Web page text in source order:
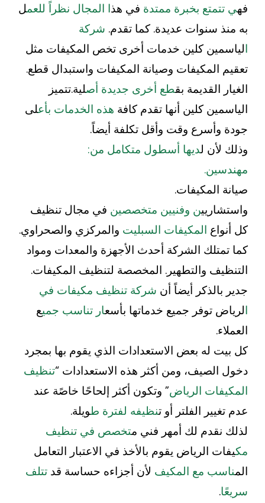
فهي تتمتع بخبرة ممتدة في هذا المجال نظراً للعمل
به منذ سنوات عديدة. كما تقدم. شركة
الياسمين كلين خدمات أخرى تخص المكيفات مثل
تعقيم المكيفات وصيانة المكيفات واستبدال قطع.
الغيار القديمة بقطع أخرى جديدة أصلية.تتميز
الياسمين كلين أنها تقدم كافة هذه الخدمات بأعلى
جودة وأسرع وقت وأقل تكلفة أيضاً.
وذلك لأن لديها أسطول متكامل من:
مهندسين.
صيانة المكيفات.
واستشاريين وفنيين متخصصين في مجال تنظيف
كل أنواع المكيفات السبليت والمركزي والصحراوي.
كما تمتلك الشركة أحدث الأجهزة والمعدات ومواد
التنظيف والتطهير. المخصصة لتنظيف المكيفات.
جدير بالذكر أيضاً أن شركة تنظيف مكيفات في
الرياض توفر جميع خدماتها بأسعار تناسب جميع
العملاء.
كل بيت له بعض الاستعدادات الذي يقوم بها بمجرد
دخول الصيف، ومن أكثر هذه الاستعدادات “تنظيف
المكيفات الرياض” وتكون أكثر إلحاحًا خاصًة عند
عدم تغيير الفلتر أو تنظيفه لفترة طويلة.
لذلك نقدم لك أمهر فني متخصص في تنظيف
مكيفات الرياض يقوم بالأخذ في الاعتبار التعامل
المناسب مع المكيف لأن أجزاءه حساسة قدتتلف
سريعًا.